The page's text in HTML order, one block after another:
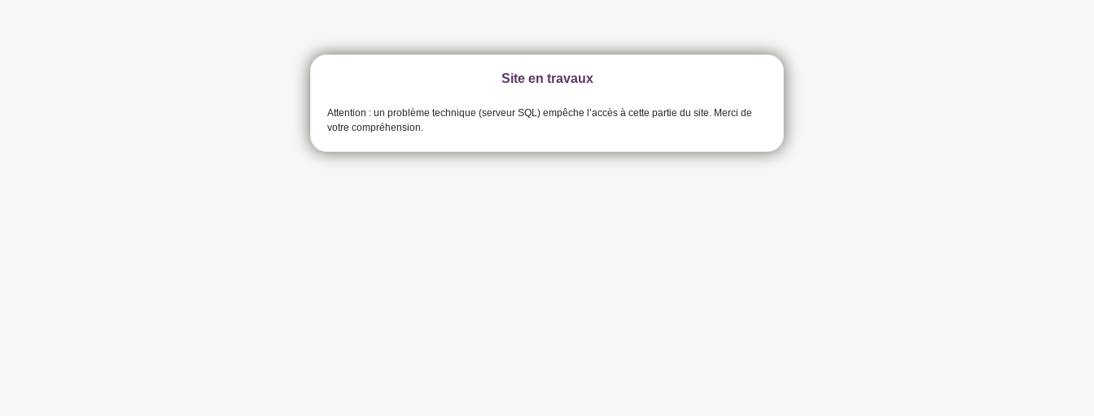
Site en travaux
Attention : un problème technique (serveur SQL) empêche l’accès à cette partie du site. Merci de
votre compréhension.